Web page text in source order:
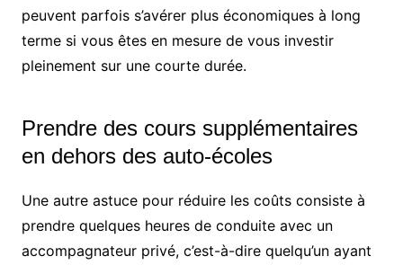
peuvent parfois s’avérer plus économiques à long
terme si vous êtes en mesure de vous investir
pleinement sur une courte durée.
Prendre des cours supplémentaires
en dehors des auto-écoles
Une autre astuce pour réduire les coûts consiste à
prendre quelques heures de conduite avec un
accompagnateur privé, c’est-à-dire quelqu’un ayant